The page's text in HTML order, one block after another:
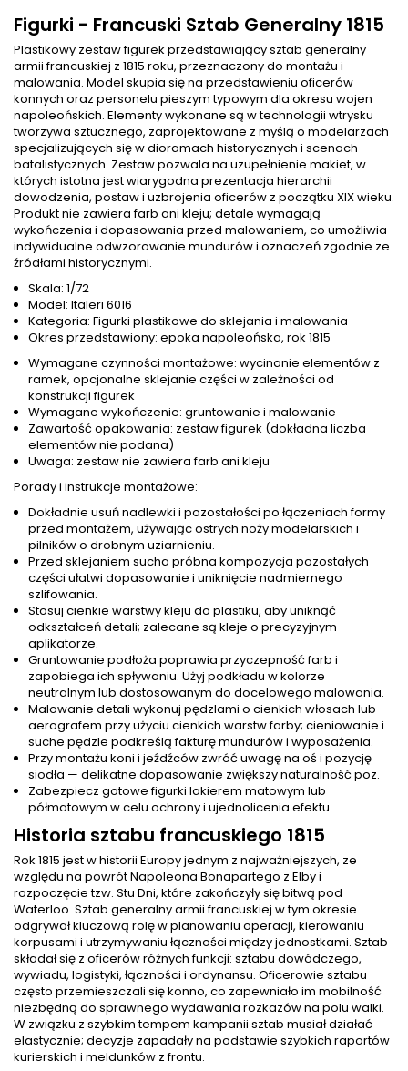
Figurki - Francuski Sztab Generalny 1815
Plastikowy zestaw figurek przedstawiający sztab generalny
armii francuskiej z 1815 roku, przeznaczony do montażu i
malowania. Model skupia się na przedstawieniu oficerów
konnych oraz personelu pieszym typowym dla okresu wojen
napoleońskich. Elementy wykonane są w technologii wtrysku
tworzywa sztucznego, zaprojektowane z myślą o modelarzach
specjalizujących się w dioramach historycznych i scenach
batalistycznych. Zestaw pozwala na uzupełnienie makiet, w
których istotna jest wiarygodna prezentacja hierarchii
dowodzenia, postaw i uzbrojenia oficerów z początku XIX wieku.
Produkt nie zawiera farb ani kleju; detale wymagają
wykończenia i dopasowania przed malowaniem, co umożliwia
indywidualne odwzorowanie mundurów i oznaczeń zgodnie ze
źródłami historycznymi.
Skala: 1/72
Model: Italeri 6016
Kategoria: Figurki plastikowe do sklejania i malowania
Okres przedstawiony: epoka napoleońska, rok 1815
Wymagane czynności montażowe: wycinanie elementów z
ramek, opcjonalne sklejanie części w zależności od
konstrukcji figurek
Wymagane wykończenie: gruntowanie i malowanie
Zawartość opakowania: zestaw figurek (dokładna liczba
elementów nie podana)
Uwaga: zestaw nie zawiera farb ani kleju
Porady i instrukcje montażowe:
Dokładnie usuń nadlewki i pozostałości po łączeniach formy
przed montażem, używając ostrych noży modelarskich i
pilników o drobnym uziarnieniu.
Przed sklejaniem sucha próbna kompozycja pozostałych
części ułatwi dopasowanie i uniknięcie nadmiernego
szlifowania.
Stosuj cienkie warstwy kleju do plastiku, aby uniknąć
odkształceń detali; zalecane są kleje o precyzyjnym
aplikatorze.
Gruntowanie podłoża poprawia przyczepność farb i
zapobiega ich spływaniu. Użyj podkładu w kolorze
neutralnym lub dostosowanym do docelowego malowania.
Malowanie detali wykonuj pędzlami o cienkich włosach lub
aerografem przy użyciu cienkich warstw farby; cieniowanie i
suche pędzle podkreślą fakturę mundurów i wyposażenia.
Przy montażu koni i jeźdźców zwróć uwagę na oś i pozycję
siodła — delikatne dopasowanie zwiększy naturalność poz.
Zabezpiecz gotowe figurki lakierem matowym lub
półmatowym w celu ochrony i ujednolicenia efektu.
Historia sztabu francuskiego 1815
Rok 1815 jest w historii Europy jednym z najważniejszych, ze
względu na powrót Napoleona Bonapartego z Elby i
rozpoczęcie tzw. Stu Dni, które zakończyły się bitwą pod
Waterloo. Sztab generalny armii francuskiej w tym okresie
odgrywał kluczową rolę w planowaniu operacji, kierowaniu
korpusami i utrzymywaniu łączności między jednostkami. Sztab
składał się z oficerów różnych funkcji: sztabu dowódczego,
wywiadu, logistyki, łączności i ordynansu. Oficerowie sztabu
często przemieszczali się konno, co zapewniało im mobilność
niezbędną do sprawnego wydawania rozkazów na polu walki.
W związku z szybkim tempem kampanii sztab musiał działać
elastycznie; decyzje zapadały na podstawie szybkich raportów
kurierskich i meldunków z frontu.